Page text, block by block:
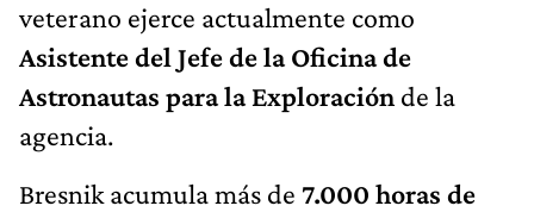
veterano ejerce actualmente como
Asistente del Jefe de la Oficina de
Astronautas para la Exploración de la
agencia.
Bresnik acumula más de 7.000 horas de